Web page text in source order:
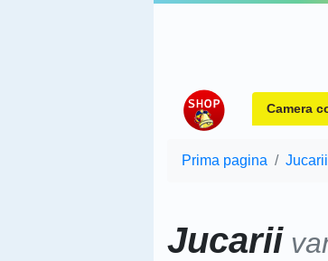
Camera
Prima pagina Jucarii
Jucarii